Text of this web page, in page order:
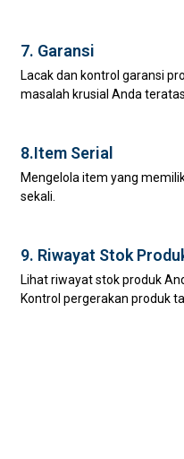
7. Garansi
Lacak dan kontrol garansi
masalah krusial Anda
8.Item Serial
Mengelola item yang
sekali.
9. Riwayat Stok
Lihat riwayat stok produk
Kontrol pergerakan produk